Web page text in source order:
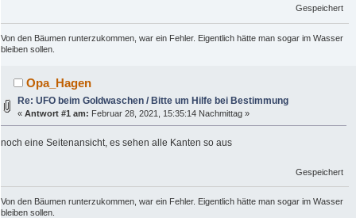
Gespeichert
Von den Bäumen runterzukommen, war ein Fehler. Eigentlich hätte man sogar im Wasser
bleiben sollen.
Opa_Hagen
Re: UFO beim Goldwaschen / Bitte um Hilfe bei Bestimmung
«Antwort #1 am: Februar 28, 2021, 15:35:14 Nachmittag »
noch eine Seitenansicht, es sehen alle Kanten so aus
Gespeichert
Von den Bäumen runterzukommen, war ein Fehler. Eigentlich hätte man sogar im Wasser
bleiben sollen.